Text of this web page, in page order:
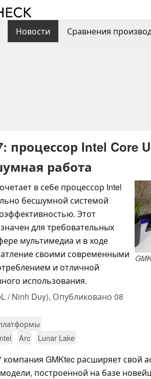
Новости Сравнения
процессор Intel Core
работа
в себе процессор Intel
бесшумной системой
Этот
для требовательных
мультимедиа и в ходе
своими современными
и отличной
использования.
/ Ninh Duy), Опубликовано 08
Arc Lunar Lake
компания GMKtec расширяет свой
построенной на базе